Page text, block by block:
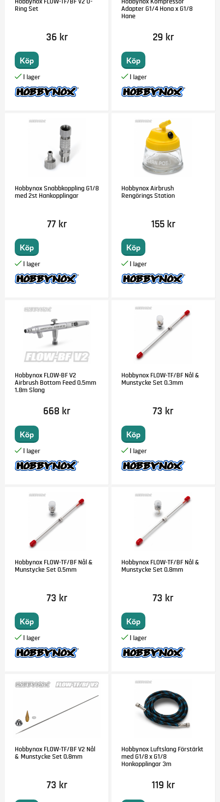
Ring Set
36 kr
Köp
Adapter G1/4 Hona x G1/8
Hane
29 kr
Köp
Hobbynox Snabbkoppling G1/8
med 2st Hankopplingar
77 kr
Köp
Hobbynox Airbrush
Rengörings Station
155 kr
Köp
Hobbynox FLOW-BF V2
Airbrush Bottom Feed 0.5mm
1.8m Slang
668 kr
Köp
Hobbynox FLOW-TF/BF Nål &
Munstycke Set 0.3mm
73 kr
Köp
Hobbynox FLOW-TF/BF Nål &
Munstycke Set 0.5mm
73 kr
Köp
Hobbynox FLOW-TF/BF Nål &
Munstycke Set 0.8mm
73 kr
Köp
Hobbynox FLOW-TF/BF V2 Nål
& Munstycke Set 0.8mm
73 kr
Hobbynox Luftslang Förstärkt
med G1/8 x G1/8
Honkopplingar 3m
119 kr